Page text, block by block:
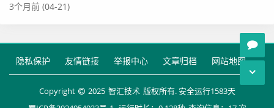
ndlerInterceptorAdapter;
import lombok.extern.slf4j.Slf4j;
3个月前 (04-21)
隐私保护 友情链接 举报中心 文章归档 网站地图
Copyright 2025 智汇技术 版权所有. 安全运行1583天